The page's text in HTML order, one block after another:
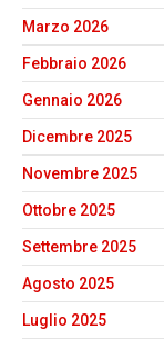
Marzo 2026
Febbraio 2026
Gennaio 2026
Dicembre 2025
Novembre 2025
Ottobre 2025
Settembre 2025
Agosto 2025
Luglio 2025